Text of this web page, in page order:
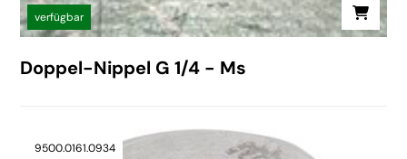
verfügbar
Doppel-Nippel G 1/4 - Ms
9500.0161.0934